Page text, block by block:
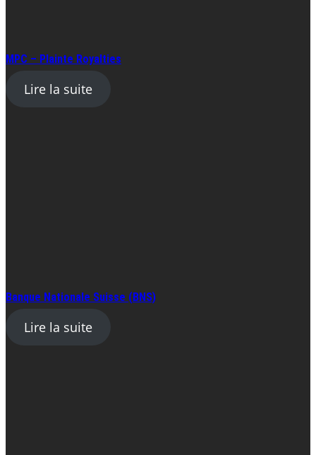
MPC – Plainte Royalties
Lire la suite
Banque Nationale Suisse (BNS)
Lire la suite